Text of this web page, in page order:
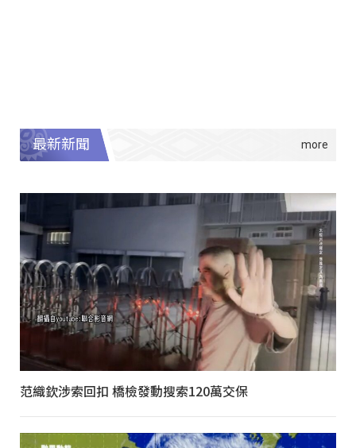
最新新聞
范織欽涉索回扣 橋檢發動搜索120萬交保